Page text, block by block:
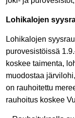
Lohikalojen
Lohikalojen
purovesistöissä
koskee taimenta,
muodostaa
on rauhoitettu
rauhoitus koskee